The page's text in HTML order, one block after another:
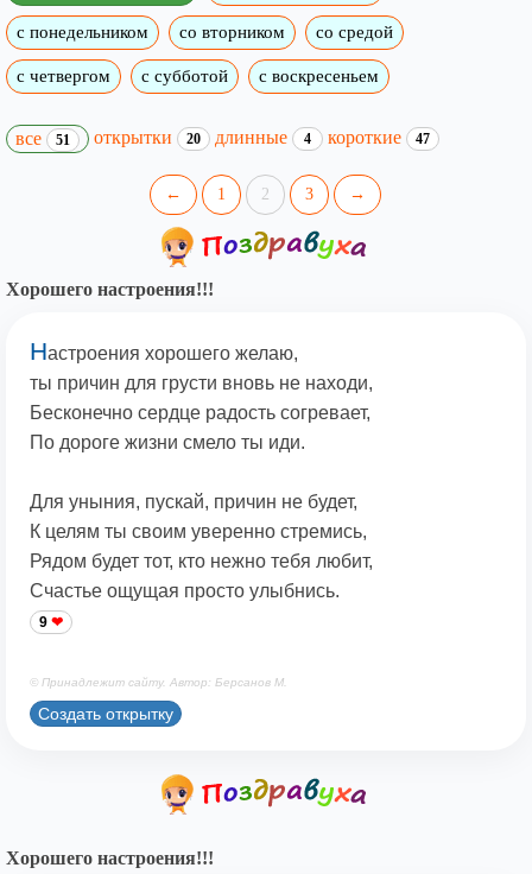
с понедельником со вторником со средой
с четвергом с субботой с воскресеньем
все 51 открытки 20 длинные 4 короткие 47
← 1 2 3 →
Хорошего настроения!!!
Настроения хорошего желаю,
ты причин для грусти вновь не находи,
Бесконечно сердце радость согревает,
По дороге жизни смело ты иди.
Для уныния, пускай, причин не будет,
К целям ты своим уверенно стремись,
Рядом будет тот, кто нежно тебя любит,
Счастье ощущая просто улыбнись.
9
© Принадлежит сайту. Автор: Берсанов М.
Создать открытку
Хорошего настроения!!!